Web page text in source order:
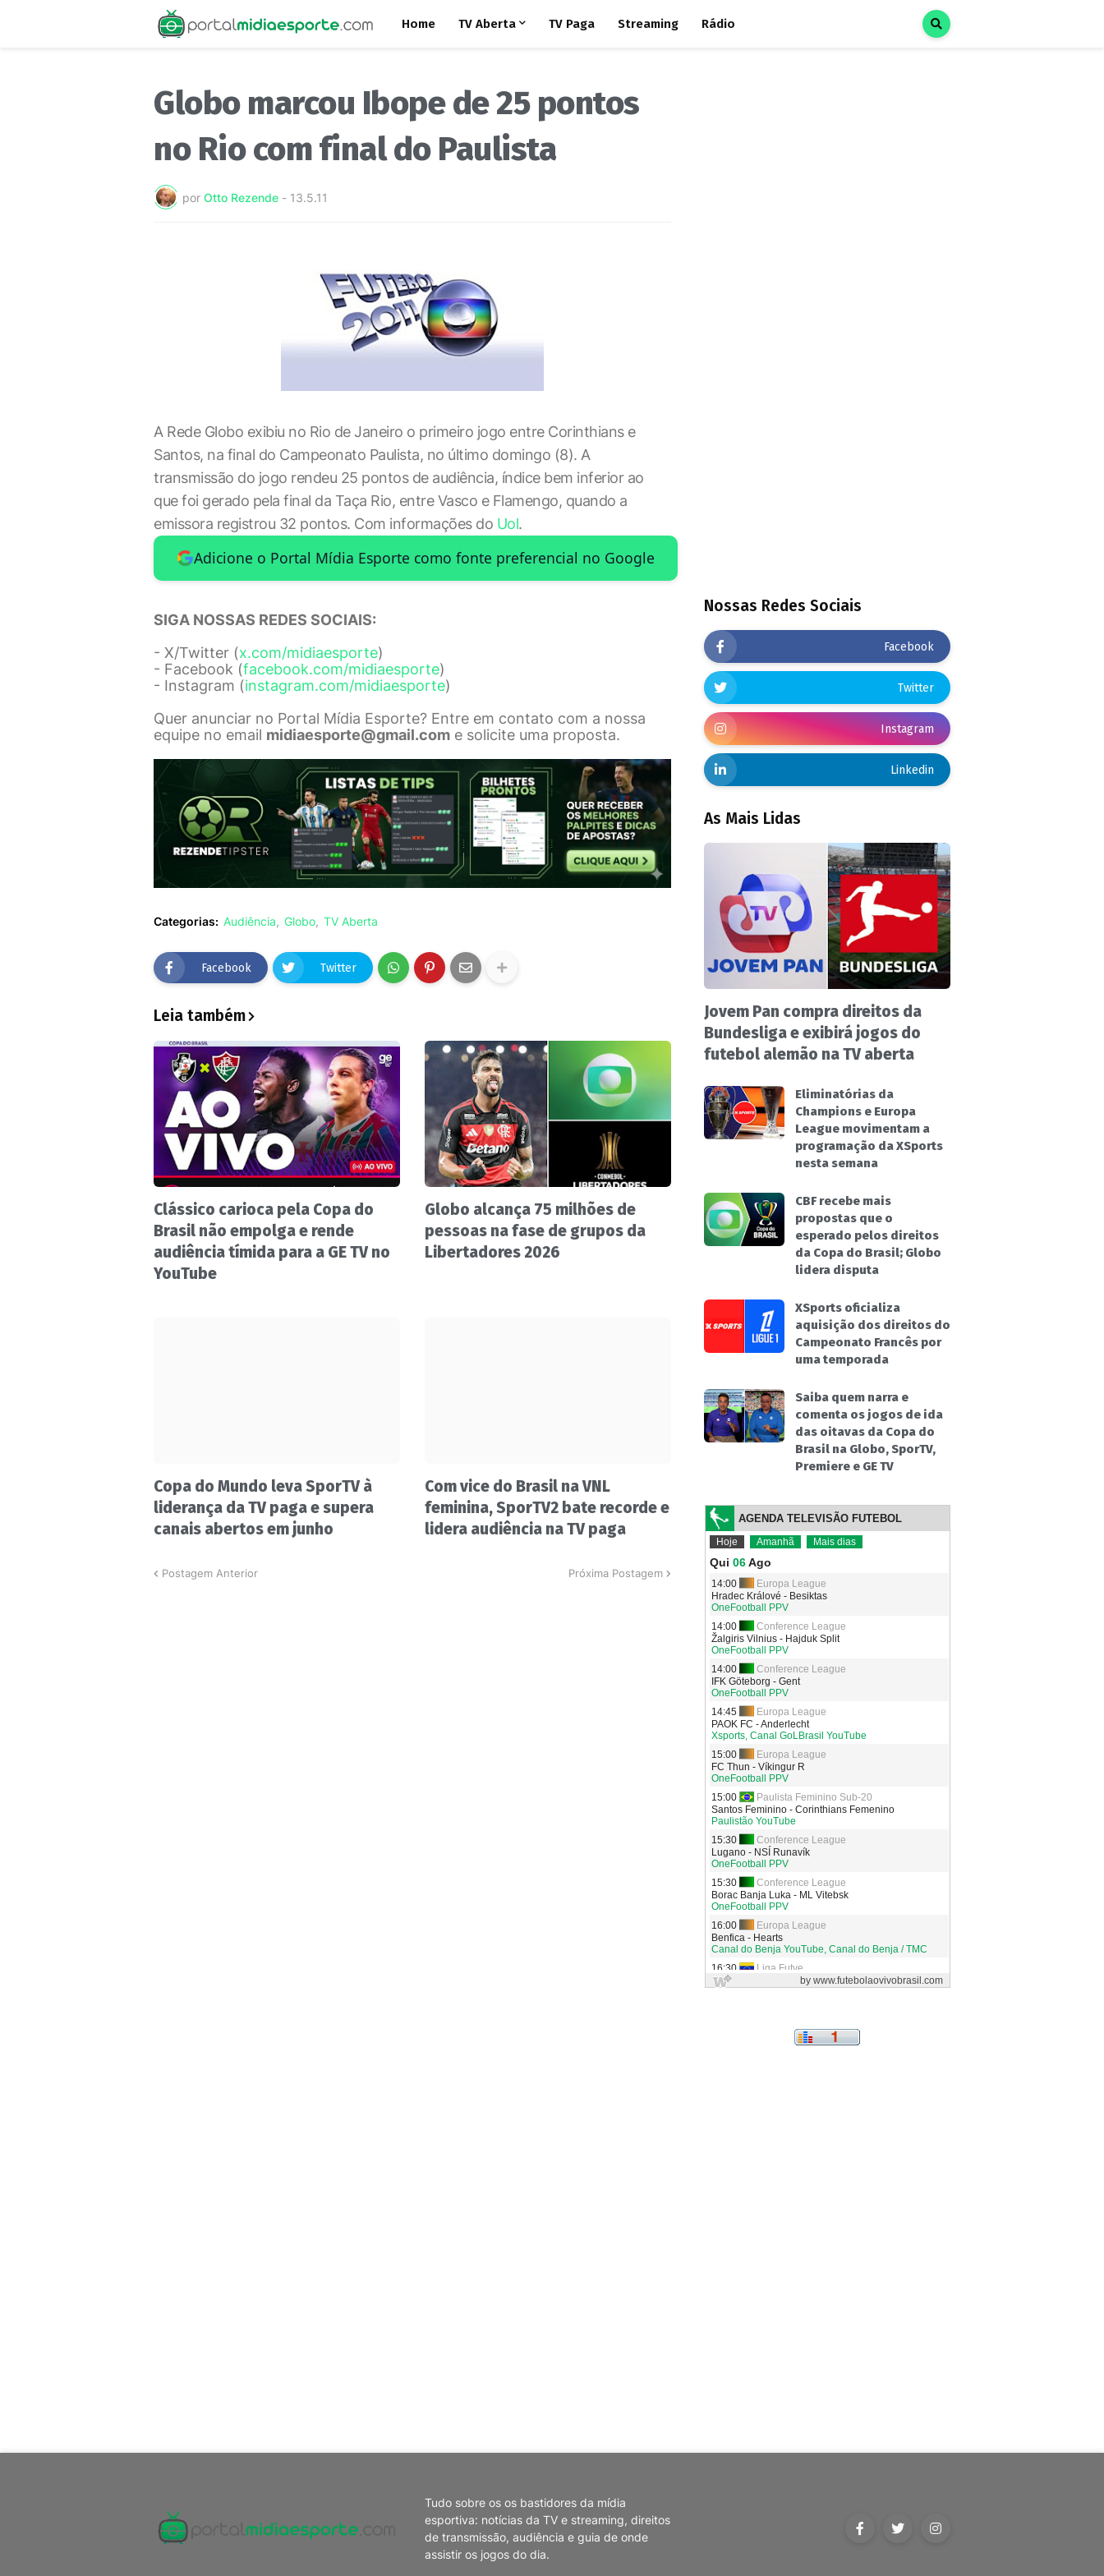
Home TV Aberta TV Paga Streaming Rádio
Globo marcou Ibope de 25 pontos
no Rio com final do Paulista
por Otto Rezende - 13.5.11
A Rede Globo exibiu no Rio de Janeiro o primeiro jogo entre Corinthians e
Santos, na final do Campeonato Paulista, no último domingo (8). A
transmissão do jogo rendeu 25 pontos de audiência, índice bem inferior ao
que foi gerado pela final da Taça Rio, entre Vasco e Flamengo, quando a
emissora registrou 32 pontos. Com informações do Uol.
Adicione o Portal Mídia Esporte como fonte preferencial no Google
SIGA NOSSAS REDES SOCIAIS:
- X/Twitter (x.com/midiaesporte)
- Facebook (facebook.com/midiaesporte)
- Instagram (instagram.com/midiaesporte)
Quer anunciar no Portal Mídia Esporte? Entre em contato com a nossa
equipe no email midiaesporte@gmail.com e solicite uma proposta.
Categorias: Audiência Globo TV Aberta
Facebook Twitter
Leia também
Clássico carioca pela Copa do
Brasil não empolga e rende
audiência tímida para a GE TV no
YouTube
Globo alcança 75 milhões de
pessoas na fase de grupos da
Libertadores 2026
Copa do Mundo leva SporTV à
liderança da TV paga e supera
canais abertos em junho
Com vice do Brasil na VNL
feminina, SporTV2 bate recorde e
lidera audiência na TV paga
Postagem Anterior Próxima Postagem
Nossas Redes Sociais
Facebook
Twitter
Instagram
Linkedin
As Mais Lidas
Jovem Pan compra direitos da
Bundesliga e exibirá jogos do
futebol alemão na TV aberta
Eliminatórias da
Champions e Europa
League movimentam a
programação da XSports
nesta semana
CBF recebe mais
propostas que o
esperado pelos direitos
da Copa do Brasil; Globo
lidera disputa
XSports oficializa
aquisição dos direitos do
Campeonato Francês por
uma temporada
Saiba quem narra e
comenta os jogos de ida
das oitavas da Copa do
Brasil na Globo, SporTV,
Premiere e GE TV
Tudo sobre os os bastidores da mídia
esportiva: notícias da TV e streaming, direitos
de transmissão, audiência e guia de onde
assistir os jogos do dia.